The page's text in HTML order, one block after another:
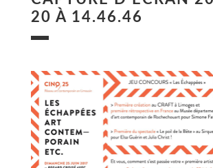
20 À 14.46.46